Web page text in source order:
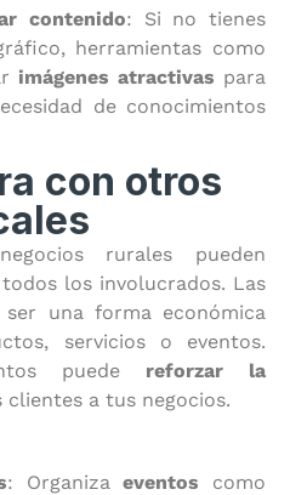
contenido: Si no tienes
herramientas como
imágenes atractivas para
de conocimientos
con otros
rurales pueden
los involucrados. Las
ser una forma económica
servicios o eventos.
puede reforzar la
clientes a tus negocios.
: Organizaeventos como